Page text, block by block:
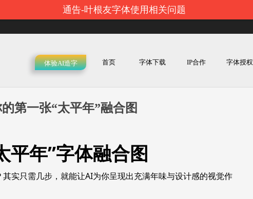
通告-叶根友字体使用相关问题
体验AI造字 首页 字体下载 IP合作 字体授权
第一张“太平年”融合图
平年”字体融合图
实只需几步，就能让AI为你呈现出充满年味与设计感的视觉作